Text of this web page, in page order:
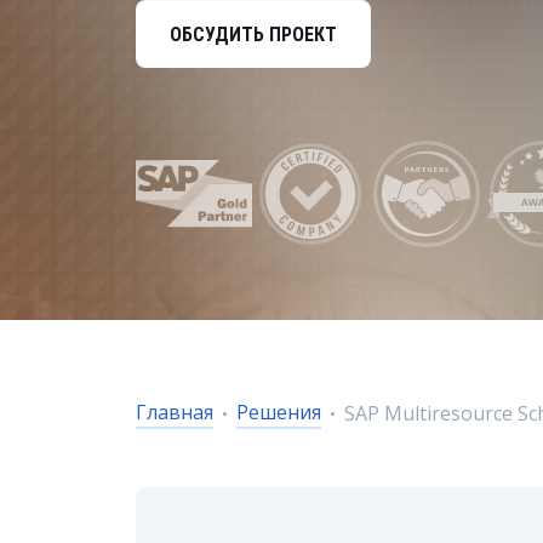
Управление расходами
Безопасность
ОБСУДИТЬ ПРОЕКТ
Главная Решения SAP Multiresource